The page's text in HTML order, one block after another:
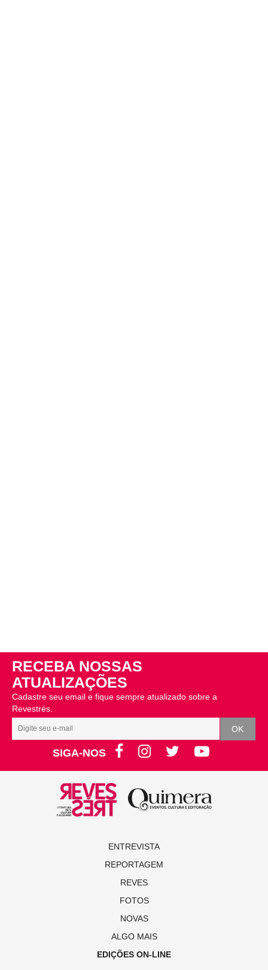
RECEBA NOSSAS
ATUALIZAÇÕES
Cadastre seu email e fique sempre atualizado sobre a
Revestrés.
SIGA-NOS
ENTREVISTA
REPORTAGEM
REVES
FOTOS
NOVAS
ALGO MAIS
EDIÇÕES ON-LINE